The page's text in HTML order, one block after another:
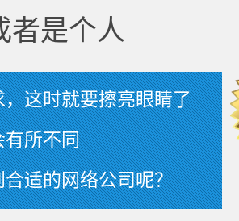
者是个人
这时就要擦亮眼睛了
有所不同
适的网络公司呢？